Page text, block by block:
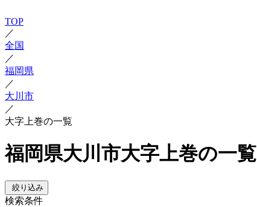
TOP
／
全国
／
福岡県
／
大川市
／
大字上巻の一覧
福岡県大川市大字上巻の一覧
絞り込み
検索条件